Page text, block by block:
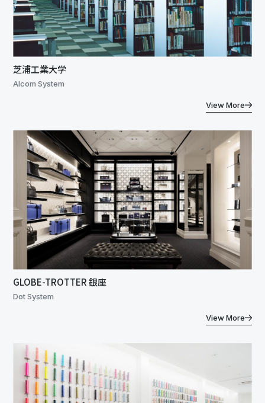
芝浦工業大学
Alcom System
View More
GLOBE-TROTTER 銀座
Dot System
View More